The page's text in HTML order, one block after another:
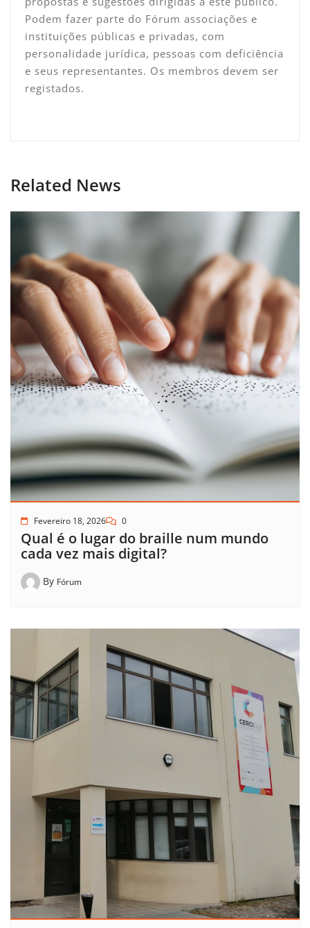
Podem fazer parte do Fórum associações e
instituições públicas e privadas, com
personalidade jurídica, pessoas com deficiência
e seus representantes. Os membros devem ser
registados.
Related News
Fevereiro 18, 2026 0
Qual é o lugar do braille num mundo
cada vez mais digital?
By Fórum